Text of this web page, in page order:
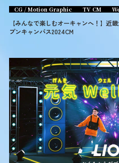
CG / Motion Graphic TV CM
【みんなで楽しむオーキャンへ！】近
プンキャンパス2024CM